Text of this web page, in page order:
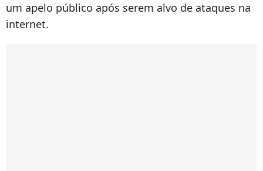
um apelo público após serem alvo de ataques na
internet.